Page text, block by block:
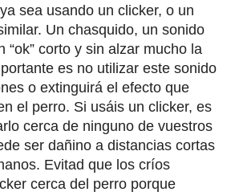
sea usando un clicker, o un
Un chasquido, un sonido
“ok” corto y sin alzar mucho la
es no utilizar este sonido
o extinguirá el efecto que
el perro. Si usáis un clicker, es
cerca de ninguno de vuestros
ser dañino a distancias cortas
Evitad que los críos
cerca del perro porque